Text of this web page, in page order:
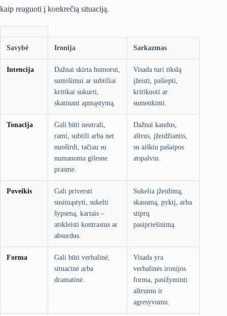
kaip reaguoti į konkrečią situaciją.
Savybė Ironija Sarkazmas
Intencija
Dažnai skirta humorui,
sumišimui ar subtiliai
kritikai sukurti,
skatinant apmąstymą.
Visada turi tikslą
įžeisti, pašiepti,
kritikuoti ar
sumenkinti.
Tonacija
Gali būti neutrali,
rami, subtili arba net
nuoširdi, tačiau su
numanoma gilesne
prasme.
Dažnai kandus,
aštrus, įžeidžiantis,
su aiškiu pašaipos
atspalviu.
Poveikis
Gali priversti
susimąstyti, sukelti
šypseną, kartais –
atskleisti kontrastus ar
absurdus.
Sukelia įžeidimą,
skausmą, pyktį, arba
stiprų
pasipriešinimą.
Forma
Gali būti verbalinė,
situacinė arba
dramatinė.
Visada yra
verbalinės ironijos
forma, pasižyminti
aštrumu ir
agresyvumu.